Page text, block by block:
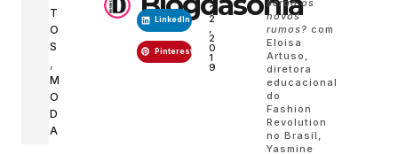
T
O
S
,
M
O
D
A
LinkedIn
Pinterest
2
2
,
2
0
1
9
serão os
novos
rumos? com
Eloisa
Artuso,
diretora
educacional
do
Fashion
Revolution
no Brasil,
Yasmine